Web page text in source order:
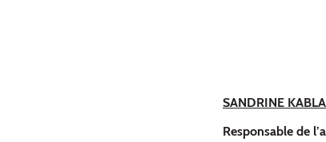
SANDRINE
Responsable de